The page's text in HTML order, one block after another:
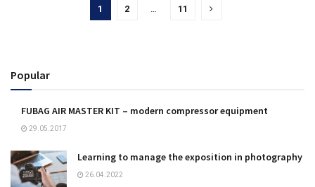
1 2 … 11
Popular
FUBAG AIR MASTER KIT – modern compressor equipment
29.05.2017
Learning to manage the exposition in photography
26.04.2022